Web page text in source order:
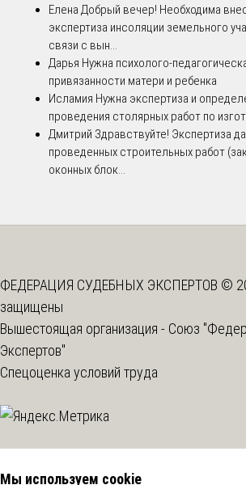
Елена Добрый вечер! Необходима
экспертиза инсоляции земельного
связи с вын...
Дарья Нужна психолого-
привязанности матери и ребенка
Исламия Нужна экспертиза и
проведения столярных работ по
Дмитрий Здравствуйте! Экспертиза
проведенных строительных работ
оконных блок...
ФЕДЕРАЦИЯ СУДЕБНЫХ ЭКСПЕРТОВ ©
защищены
Вышестоящая организация - Союз
Экспертов"
Спецоценка условий труда
Мы используем cookie